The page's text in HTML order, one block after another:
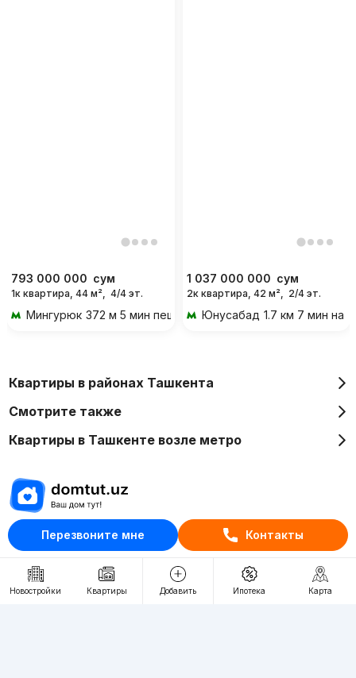
Перезвоните мне Контакты
793 000 000 сум
1к квартира, 44 м², 4/4 эт.
Мингурюк 372 м 5 мин пешком
1 037 000 000 сум
2к квартира, 42 м², 2/4 эт.
Юнусабад 1.7 км 7 мин на
Новостройки Квартиры Добавить Ипотека Карта
Квартиры в районах Ташкента
Смотрите также
Квартиры в Ташкенте возле метро
Отдел рекламы
+998 (93) 390-30-10